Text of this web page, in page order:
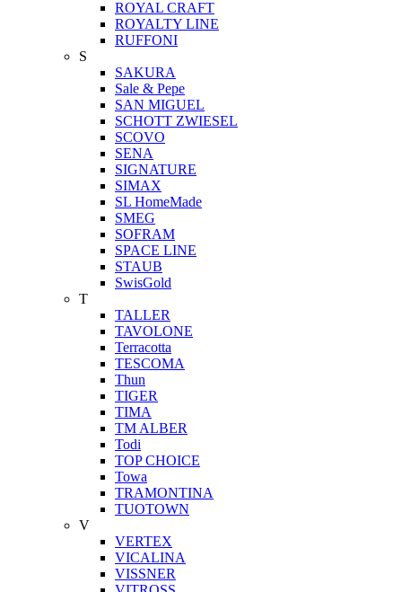
ROYAL CRAFT
ROYALTY LINE
RUFFONI
S
SAKURA
Sale & Pepe
SAN MIGUEL
SCHOTT ZWIESEL
SCOVO
SENA
SIGNATURE
SIMAX
SL HomeMade
SMEG
SOFRAM
SPACE LINE
STAUB
SwisGold
T
TALLER
TAVOLONE
Terracotta
TESCOMA
Thun
TIGER
TIMA
TM ALBER
Todi
TOP CHOICE
Towa
TRAMONTINA
TUOTOWN
V
VERTEX
VICALINA
VISSNER